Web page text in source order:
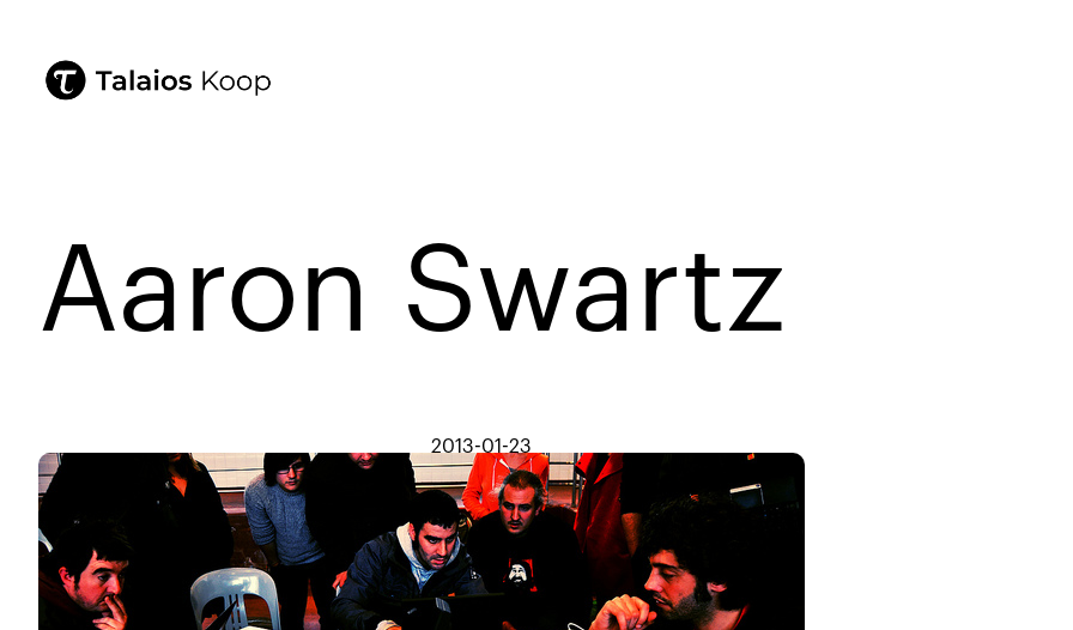
Aaron Swartz
2013-01-23
Aaron Swartz hil da